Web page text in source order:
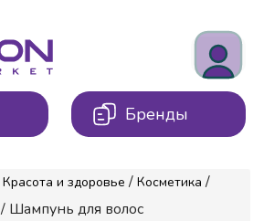
Бренды
Красота и здоровье / Косметика /
/ Шампунь для волос